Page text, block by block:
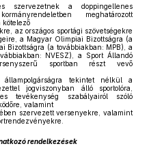
szervezetnek a doppingellenes
meghatározott
kötelező
az országos sportági szövetségekre
a Magyar Olimpiai Bizottságra (a
Bizottságra (a továbbiakban: MPB), a
NVESZ), a Sport Állandó
sportban részt vevő
tekintet nélkül a
jogviszonyban álló sportolóra,
tevékenység szabályairól szóló
valamint
szervezett versenyekre, valamint
rendelkezések